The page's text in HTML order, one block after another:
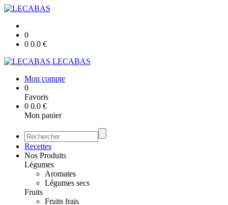
0
0 0.0 €
LECABAS
Mon compte
0
Favoris
0 0.0 €
Mon panier
Recettes
Nos Produits
Légumes
Aromates
Légumes secs
Fruits
Fruits frais